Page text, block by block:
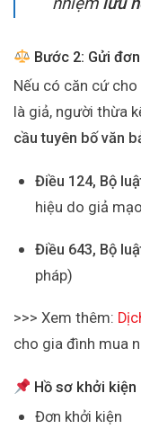
Bước 2: Gửi đơn
Nếu có căn cứ
là giả, người thừa
cầu tuyên bố văn
Điều 124, Bộ
hiệu do giả
Điều 643, Bộ
pháp)
>>> Xem thêm:
cho gia đình mua
Hồ sơ khởi kiện
Đơn khởi kiện